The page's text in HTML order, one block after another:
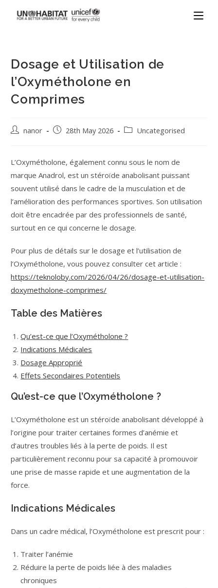
Dosage et Utilisation de
l’Oxymétholone en
Comprimes
nanor 28th May 2026 Uncategorised
L’Oxymétholone, également connu sous le nom de
marque Anadrol, est un stéroïde anabolisant puissant
souvent utilisé dans le cadre de la musculation et de
l’amélioration des performances sportives. Son utilisation
doit être encadrée par des professionnels de santé,
surtout en ce qui concerne le dosage.
Pour plus de détails sur le dosage et l’utilisation de
l’Oxymétholone, vous pouvez consulter cet article :
https://teknoloby.com/2026/04/26/dosage-et-utilisation-
doxymetholone-comprimes/
Table des Matières
Qu’est-ce que l’Oxymétholone ?
Indications Médicales
Dosage Approprié
Effets Secondaires Potentiels
Qu’est-ce que l’Oxymétholone ?
L’Oxymétholone est un stéroïde anabolisant développé à
l’origine pour traiter certaines formes d’anémie et
d’autres troubles liés à la perte de poids. Il est
particulièrement reconnu pour sa capacité à promouvoir
une prise de masse rapide et une augmentation de la
force.
Indications Médicales
Dans un cadre médical, l’Oxymétholone est prescrit pour :
Traiter l’anémie
Réduire la perte de poids liée à des maladies
chroniques